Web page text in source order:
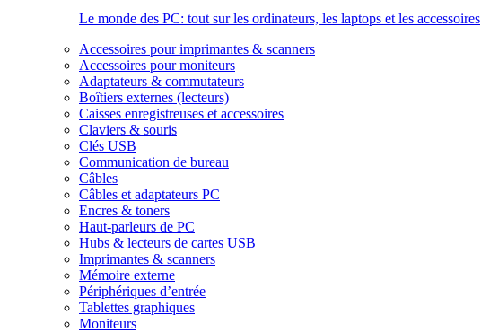
Le monde des PC: tout sur les ordinateurs, les laptops et les accessoires
Accessoires pour imprimantes & scanners
Accessoires pour moniteurs
Adaptateurs & commutateurs
Boîtiers externes (lecteurs)
Caisses enregistreuses et accessoires
Claviers & souris
Clés USB
Communication de bureau
Câbles
Câbles et adaptateurs PC
Encres & toners
Haut-parleurs de PC
Hubs & lecteurs de cartes USB
Imprimantes & scanners
Mémoire externe
Périphériques d’entrée
Tablettes graphiques
Moniteurs